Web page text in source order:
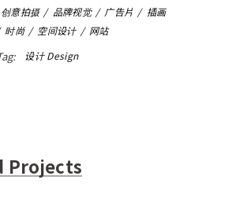
创意拍摄 品牌视觉 广告片
插画
时尚
空间设计 网站
设计 Design
Projects